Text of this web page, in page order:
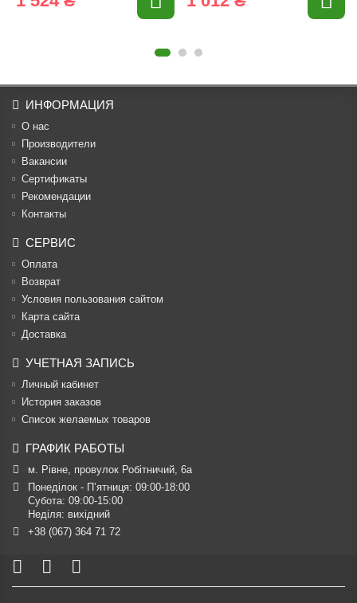
ИНФОРМАЦИЯ
О нас
Производители
Вакансии
Cертификаты
Рекомендации
Контакты
СЕРВИС
Оплата
Возврат
Условия пользования сайтом
Карта сайта
Доставка
УЧЕТНАЯ ЗАПИСЬ
Личный кабинет
История заказов
Список желаемых товаров
ГРАФИК РАБОТЫ
м. Рівне, провулок Робітничий, 6а
Понеділок - П’ятниця: 09:00-18:00
Субота: 09:00-15:00
Неділя: вихідний
+38 (067) 364 71 72